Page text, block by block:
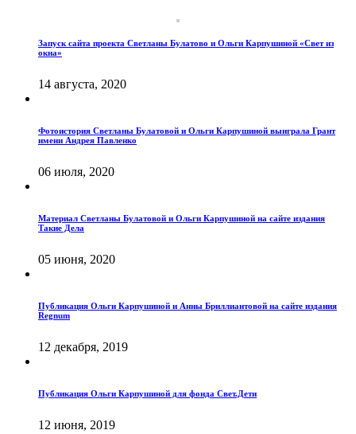
Запуск сайта проекта Светланы Булатово и Ольги Карпушиной «Свет из
окна»
14 августа, 2020
Фотоистория Светланы Булатовой и Ольги Карпушиной выиграла Грант
имени Андрея Павленко
06 июля, 2020
Материал Светланы Булатовой и Ольги Карпушиной на сайте издания
Такие Дела
05 июня, 2020
Публикация Ольги Карпушиной и Анны Бриллиантовой на сайте издания
Regnum
12 декабря, 2019
Публикация Ольги Карпушиной для фонда Свет.Дети
12 июня, 2019